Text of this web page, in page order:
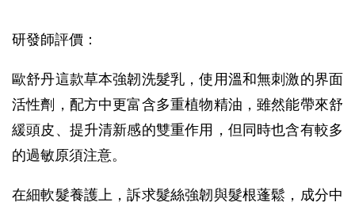
研發師評價：
歐舒丹這款草本強韌洗髮乳，使用溫和無刺激的界面
活性劑，配方中更富含多重植物精油，雖然能帶來舒
緩頭皮、提升清新感的雙重作用，但同時也含有較多
的過敏原須注意。
在細軟髮養護上，訴求髮絲強韌與髮根蓬鬆，成分中